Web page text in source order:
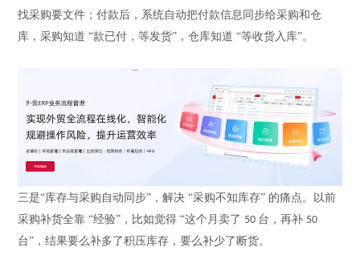
找采购要文件；付款后，系统自动把付款信息同步给采购和仓
库，采购知道 “款已付，等发货”，仓库知道 “等收货入库”。
三是“库存与采购自动同步”，解决 “采购不知库存” 的痛点。以前
采购补货全靠 “经验”，比如觉得 “这个月卖了 50 台，再补 50
台”，结果要么补多了积压库存，要么补少了断货。